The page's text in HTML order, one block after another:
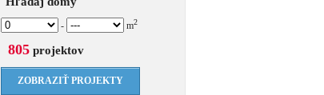
- m2
805projektov